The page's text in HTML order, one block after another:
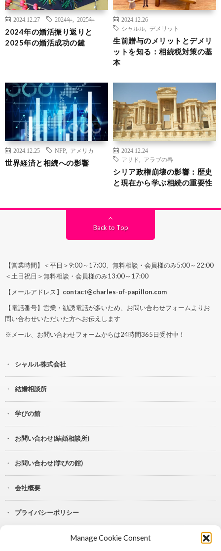
Manage Cookie Consent
2024.12.27 2024年 2025年
2024年の婚活振り返りと
2025年の婚活成功の鍵
2024.12.26
シャルル
デメリット
生前贈与のメリットとデメリ
ットを知る：相続税対策の基
本
2024.12.25 NFP アメリカ
世界経済と相続への影響
2024.12.24
アサド
アラブの春
シリア政権崩壊の影響：歴史
と現在から学ぶ相続の重要性
Back to Top
【営業時間】＜平日＞9:00～17:00、無料相談・会員様のみ5:00～22:00
＜土日祝日＞無料相談・会員様のみ13:00～17:00
【メールアドレス】 contact@charles-of-papillon.com
【電話番号】営業・勧誘電話が多いため、お問い合わせフォームよりお
問い合わせいただいた方へお伝えします
※メール、お問い合わせフォームからは24時間365日受付中！
シャルル株式会社
結婚相談所
学びの館
お問い合わせ(結婚相談所)
お問い合わせ(学びの館)
会社概要
プライバシーポリシー